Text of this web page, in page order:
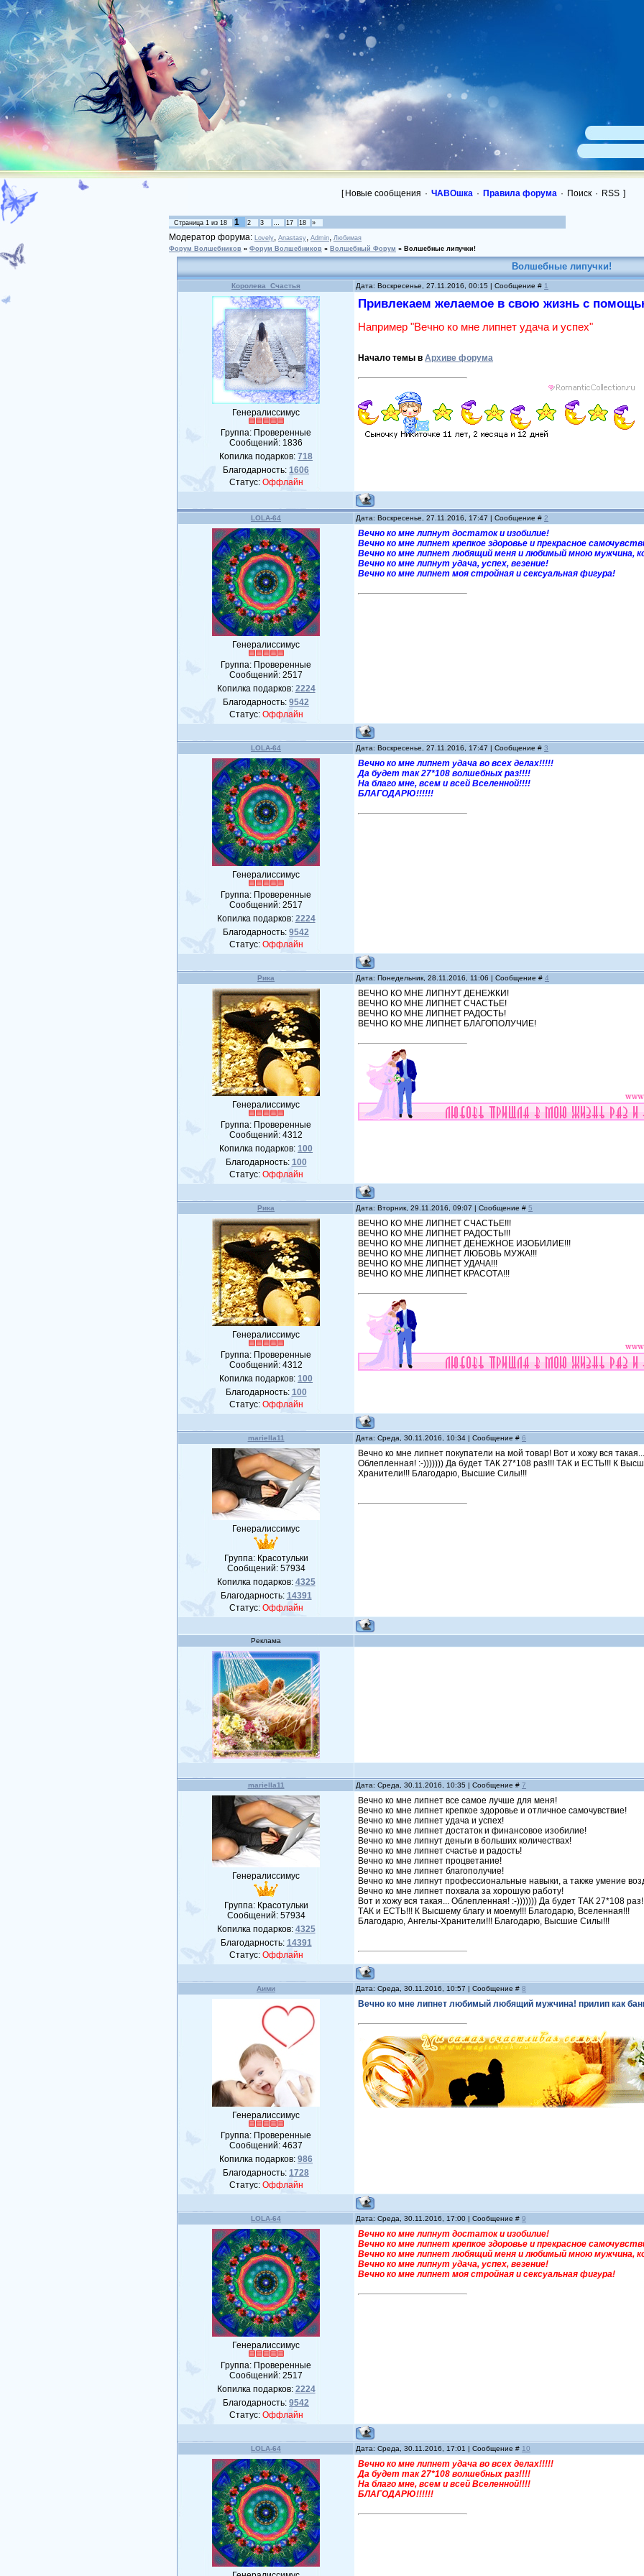
[ Новые сообщения · ЧАВОшка · Правила форума · Поиск · RSS ]
Страница 1 из 18 1 2 3 … 17 18 »
Модератор форума: Lovely, Anastasy, Admin, Любимая
Форум Волшебников » Форум Волшебников » Волшебный Форум » Волшебные липучки!
Волшебные липучки!
Королева_Счастья Дата: Воскресенье, 27.11.2016, 00:15 | Сообщение # 1
Генералиссимус
Группа: Проверенные
Сообщений: 1836
Копилка подарков:718
Благодарность:1606
Статус: Оффлайн
Привлекаем желаемое в свою жизнь с
Например "Вечно ко мне липнет удача и успех"
Начало темы вАрхиве форума
LOLA-64 Дата: Воскресенье, 27.11.2016, 17:47 | Сообщение # 2
Генералиссимус
Группа: Проверенные
Сообщений:2517
Копилка подарков: 2224
Благодарность:9542
Статус: Оффлайн
Вечно ко мне липнут достаток и изобилие!
Вечно ко мне липнет крепкое здоровье и прекрасное
Вечно ко мне липнет любящий меня и любимый мною мужчина,
Вечно ко мне липнут удача, успех, везение!
Вечно ко мне липнет моя стройная и сексуальная фигура!
LOLA-64 Дата: Воскресенье, 27.11.2016, 17:47 | Сообщение #3
Генералиссимус
Группа: Проверенные
Сообщений:2517
Копилка подарков: 2224
Благодарность:9542
Статус: Оффлайн
Вечно ко мне липнет удача во всех делах!!!!!
Да будет так 27*108 волшебных раз!!!!
На благо мне, всем и всей Вселенной!!!!
БЛАГОДАРЮ!!!!!!
Рика Дата: Понедельник, 28.11.2016, 11:06 | Сообщение #4
Генералиссимус
Группа: Проверенные
Сообщений:4312
Копилка подарков:100
Благодарность: 100
Статус: Оффлайн
ВЕЧНО КО МНЕ ЛИПНУТ ДЕНЕЖКИ!
ВЕЧНО КО МНЕ ЛИПНЕТ СЧАСТЬЕ!
ВЕЧНО КО МНЕ ЛИПНЕТ РАДОСТЬ!
ВЕЧНО КО МНЕ ЛИПНЕТ БЛАГОПОЛУЧИЕ!
Рика Дата: Вторник, 29.11.2016, 09:07 | Сообщение #5
Генералиссимус
Группа: Проверенные
Сообщений:4312
Копилка подарков:100
Благодарность: 100
Статус: Оффлайн
ВЕЧНО КО МНЕ ЛИПНЕТ СЧАСТЬЕ!!!
ВЕЧНО КО МНЕ ЛИПНЕТ РАДОСТЬ!!!
ВЕЧНО КО МНЕ ЛИПНЕТ ДЕНЕЖНОЕ ИЗОБИЛИЕ!!!
ВЕЧНО КО МНЕ ЛИПНЕТ ЛЮБОВЬ МУЖА!!!
ВЕЧНО КО МНЕ ЛИПНЕТ УДАЧА!!!
ВЕЧНО КО МНЕ ЛИПНЕТ КРАСОТА!!!
mariella11 Дата: Среда, 30.11.2016, 10:34 | Сообщение #6
Генералиссимус
Группа: Красотульки
Сообщений: 57934
Копилка подарков: 4325
Благодарность: 14391
Статус: Оффлайн
Вечно ко мне липнет покупатели на мой товар! Вот и хожу вся такая...
Облепленная! :-))))))) Да будет ТАК 27*108 раз!!! ТАК и ЕСТЬ!!! К
Хранители!!! Благодарю, Высшие Силы!!!
Реклама
mariella11 Дата: Среда, 30.11.2016, 10:35 | Сообщение #7
Генералиссимус
Группа: Красотульки
Сообщений: 57934
Копилка подарков: 4325
Благодарность: 14391
Статус: Оффлайн
Вечно ко мне липнет все самое лучше для меня!
Вечно ко мне липнет крепкое здоровье и отличное самочувствие!
Вечно ко мне липнет удача и успех!
Вечно ко мне липнет достаток и финансовое изобилие!
Вечно ко мне липнут деньги в больших количествах!
Вечно ко мне липнет счастье и радость!
Вечно ко мне липнет процветание!
Вечно ко мне липнет благополучие!
Вечно ко мне липнут профессиональные навыки, а также умение
Вечно ко мне липнет похвала за хорошую работу!
Вот и хожу вся такая... Облепленная! :-))))))) Да будет ТАК 27*108
ТАК и ЕСТЬ!!! К Высшему благу и моему!!! Благодарю, Вселенная!!!
Благодарю, Ангелы-Хранители!!! Благодарю, Высшие Силы!!!
Аими Дата: Среда, 30.11.2016, 10:57 | Сообщение #8
Генералиссимус
Группа: Проверенные
Сообщений:4637
Копилка подарков:986
Благодарность:1728
Статус: Оффлайн
Вечно ко мне липнет любимый любящий мужчина! прилип как
LOLA-64 Дата: Среда, 30.11.2016, 17:00 | Сообщение #9
Генералиссимус
Группа: Проверенные
Сообщений:2517
Копилка подарков: 2224
Благодарность:9542
Статус: Оффлайн
Вечно ко мне липнут достаток и изобилие!
Вечно ко мне липнет крепкое здоровье и прекрасное
Вечно ко мне липнет любящий меня и любимый мною мужчина,
Вечно ко мне липнут удача, успех, везение!
Вечно ко мне липнет моя стройная и сексуальная фигура!
LOLA-64 Дата: Среда, 30.11.2016, 17:01 | Сообщение # 10
Вечно ко мне липнет удача во всех делах!!!!!
Да будет так 27*108 волшебных раз!!!!
На благо мне, всем и всей Вселенной!!!!
БЛАГОДАРЮ!!!!!!